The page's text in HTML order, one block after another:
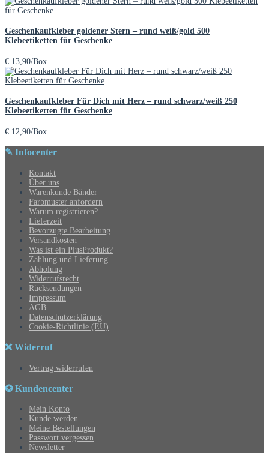
Geschenkaufkleber goldener Stern – rund weiß/gold 500
Klebeetiketten für Geschenke
€ 13,90/Box
Geschenkaufkleber Für Dich mit Herz – rund schwarz/weiß 250
Klebeetiketten für Geschenke
€ 12,90/Box
✎ Infocenter
Kontakt
Über uns
Warenkunde Bänder
Farbmuster anfordern
Warum registrieren?
Lieferzeit
Bevorzugte Bearbeitung
Versandkosten
Was ist ein PlusProdukt?
Zahlung und Lieferung
Abholung
Widerrufsrecht
Rücksendungen
Impressum
AGB
Datenschutzerklärung
Cookie-Richtlinie (EU)
❌ Widerruf
Vertrag widerrufen
✪ Kundencenter
Mein Konto
Kunde werden
Meine Bestellungen
Passwort vergessen
Newsletter